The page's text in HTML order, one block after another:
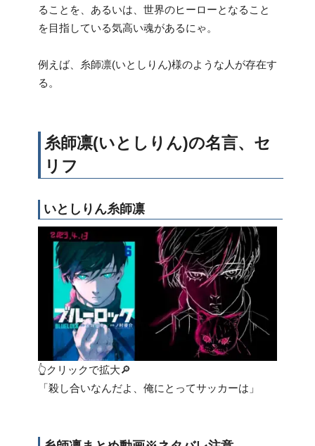
ることを、あるいは、世界のヒーローとなること
を目指している気高い魂があるにゃ。
例えば、糸師凛(いとしりん)様のような人が存在す
る。
糸師凛(いとしりん)の名言、セ
リフ
いとしりん糸師凛
👆クリックで拡大🔎
「殺し合いなんだよ、俺にとってサッカーは」